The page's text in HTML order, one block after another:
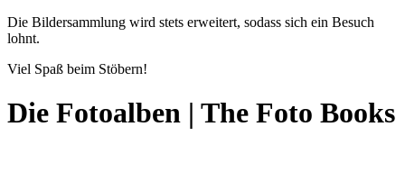
Die Bildersammlung wird stets erweitert, sodass sich ein Besuch
lohnt.
Viel Spaß beim Stöbern!
Die Fotoalben | The Foto Books